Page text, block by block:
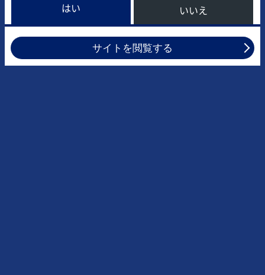
はい いいえ
サイトを閲覧する